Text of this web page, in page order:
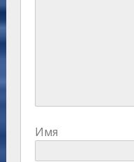
Имя